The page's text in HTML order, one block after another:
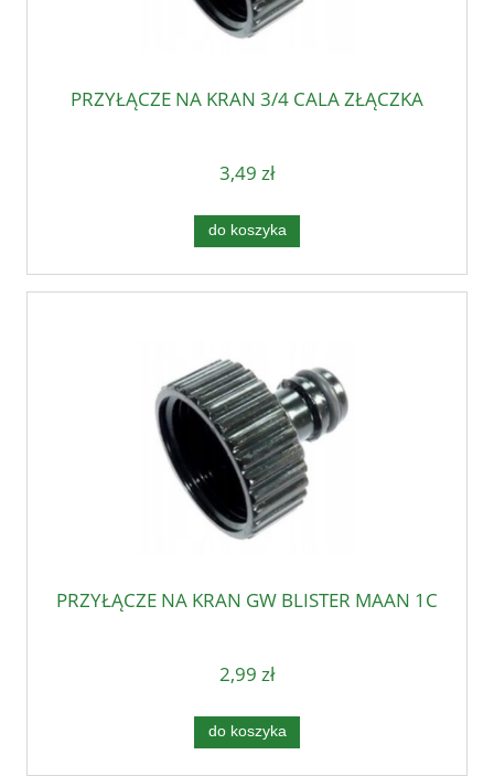
PRZYŁĄCZE NA KRAN 3/4 CALA ZŁĄCZKA
3,49 zł
do koszyka
PRZYŁĄCZE NA KRAN GW BLISTER MAAN 1C
2,99 zł
do koszyka